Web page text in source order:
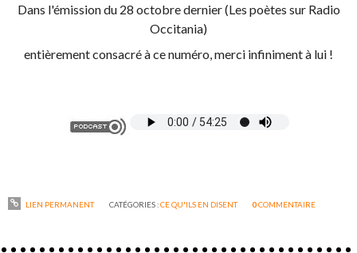
Dans l'émission du 28 octobre dernier (Les poètes sur Radio
Occitania)
entièrement consacré à ce numéro, merci infiniment à lui !
LIEN PERMANENT CATÉGORIES :CE QU'ILS EN DISENT 0COMMENTAIRE